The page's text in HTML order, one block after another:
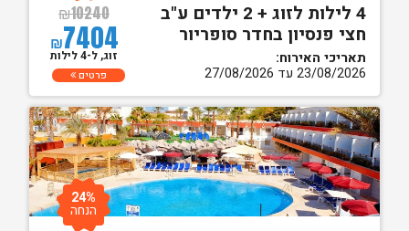
4 לילות לזוג + 2 ילדים ע"ב
חצי פנסיון בחדר סופריור
תאריכי האירוח:
23/08/2026 עד 27/08/2026
₪10240
₪7404
זוג, ל-4 לילות
פרטים
24%
הנחה